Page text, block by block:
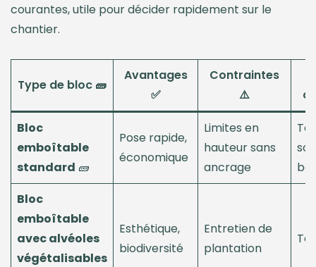
courantes, utile pour décider rapidement sur le
chantier.
Type de bloc 🧱
Avantages
✅
Contraintes
⚠️
Bloc
emboîtable
standard 🧱
Pose rapide,
économique
Limites en
hauteur sans
ancrage
Bloc
emboîtable
avec alvéoles
végétalisables
Esthétique,
biodiversité
Entretien de
plantation